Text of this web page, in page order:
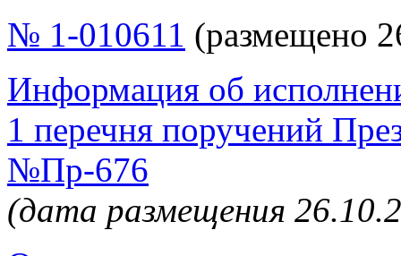
№ 1-010611 (размещено
Информация об
1 перечня поручений
№Пр-676
(дата размещения